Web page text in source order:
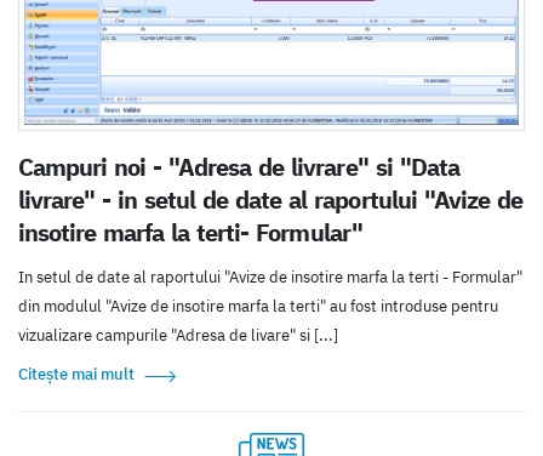
Campuri noi - "Adresa de livrare" si "Data
livrare" - in setul de date al raportului "Avize de
insotire marfa la terti- Formular"
In setul de date al raportului "Avize de insotire marfa la terti - Formular"
din modulul "Avize de insotire marfa la terti" au fost introduse pentru
vizualizare campurile "Adresa de livare" si [...]
Citește mai mult